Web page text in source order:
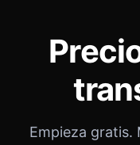
Empieza gratis.